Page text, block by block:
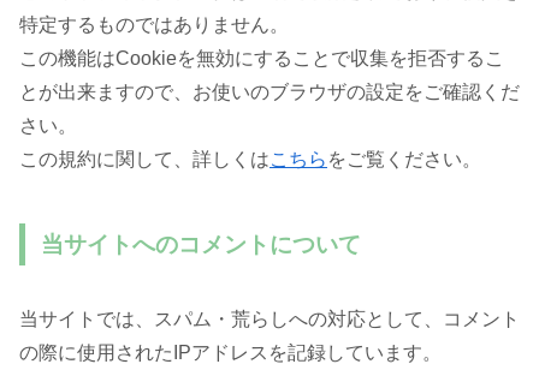
特定するものではありません。
この機能はCookieを無効にすることで収集を拒否するこ
とが出来ますので、お使いのブラウザの設定をご確認くだ
さい。
この規約に関して、詳しくはこちら をご覧ください。
当サイトへのコメントについて
当サイトでは、スパム・荒らしへの対応として、コメント
の際に使用されたIPアドレスを記録しています。